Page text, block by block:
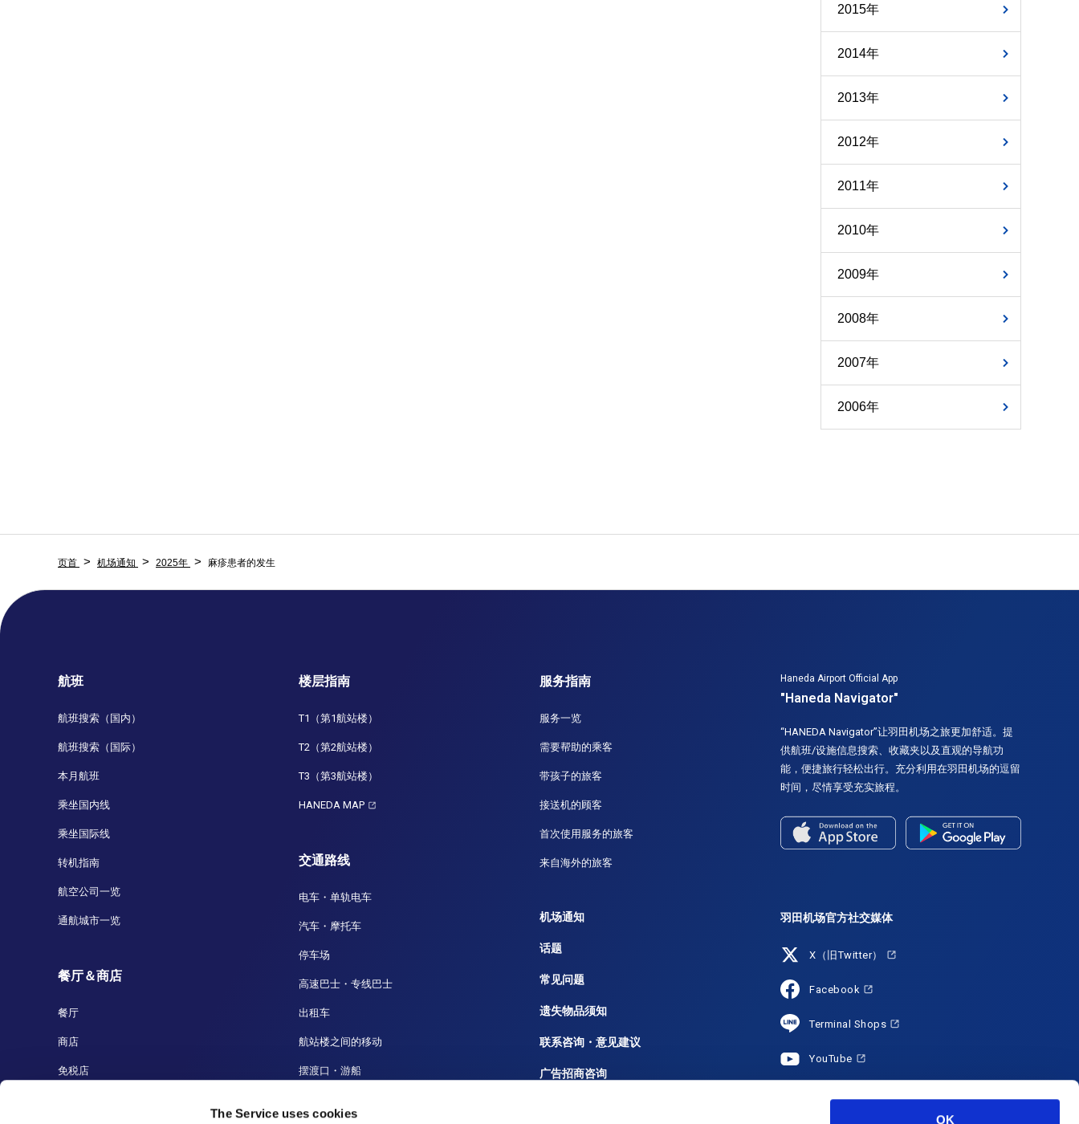
The Service uses cookies OK
2015年
2014年
2013年
2012年
2011年
2010年
2009年
2008年
2007年
2006年
页首 机场通知 2025年 麻疹患者的发生
航班
航班搜索（国内）
航班搜索（国际）
本月航班
乘坐国内线
乘坐国际线
转机指南
航空公司一览
通航城市一览
餐厅＆商店
餐厅
商店
免税店
楼层指南
T1（第1航站楼）
T2（第2航站楼）
T3（第3航站楼）
HANEDA MAP
交通路线
电车・单轨电车
汽车・摩托车
停车场
高速巴士・专线巴士
出租车
航站楼之间的移动
摆渡口・游船
服务指南
服务一览
需要帮助的乘客
带孩子的旅客
接送机的顾客
首次使用服务的旅客
来自海外的旅客
机场通知
话题
常见问题
遗失物品须知
联系咨询・意见建议
广告招商咨询
Haneda Airport Official App
"Haneda Navigator"
“HANEDA Navigator”让羽田机场之旅更加舒适。提
供航班/设施信息搜索、收藏夹以及直观的导航功
能，便捷旅行轻松出行。充分利用在羽田机场的逗留
时间，尽情享受充实旅程。
羽田机场官方社交媒体
X（旧Twitter）
Facebook
Terminal Shops
YouTube